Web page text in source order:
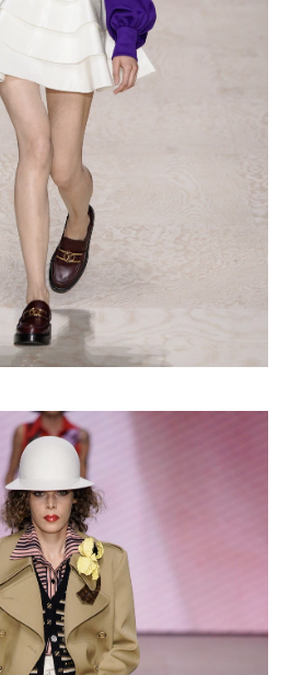
ve Yayıncılık
internet sitesi
ürün ve
reklam, tanıtım,
kutlama/ temenni
e-bülten/ ticari
gönderiminin e-posta
yapılmasına onay
amaçla ad/
adresi verilerimin
rıza veriyorum.